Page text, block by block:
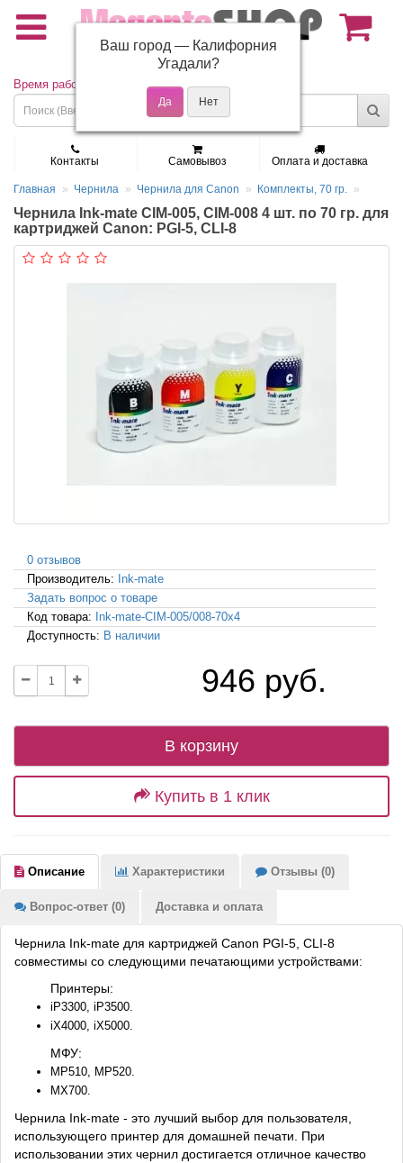
(495) 150-01-37
Время работы: Пн - Пт 9:30 - 19:00
Контакты Самовывоз Оплата и доставка
Главная Чернила Чернила для Canon Комплекты, 70 гр.
Чернила Ink-mate CIM-005, CIM-008 4 шт. по 70 гр. для
картриджей Canon: PGI-5, CLI-8
0 отзывов
Производитель: Ink-mate
Задать вопрос о товаре
Код товара: Ink-mate-CIM-005/008-70x4
Доступность: В наличии
946 руб.
В корзину
Купить в 1 клик
Описание Характеристики Отзывы (0)
Вопрос-ответ (0) Доставка и оплата
Чернила Ink-mate для картриджей Canon PGI-5, CLI-8
совместимы со следующими печатающими устройствами:
Принтеры:
iP3300, iP3500.
iX4000, iX5000.
МФУ:
MP510, MP520.
MX700.
Чернила Ink-mate - это лучший выбор для пользователя,
использующего принтер для домашней печати. При
использовании этих чернил достигается отличное качество
Ваш город — Калифорния
Угадали?